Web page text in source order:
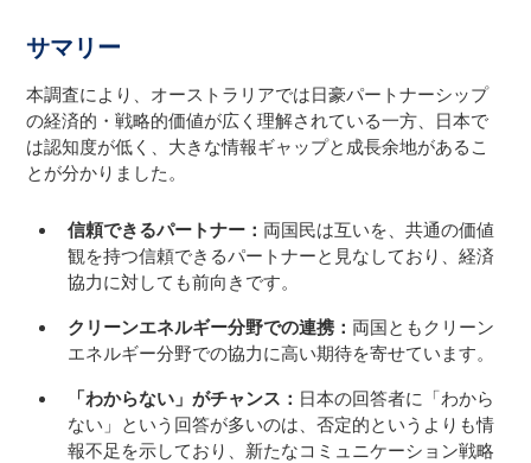
サマリー
本調査により、オーストラリアでは日豪パートナーシップ
の経済的・戦略的価値が広く理解されている一方、日本で
は認知度が低く、大きな情報ギャップと成長余地があるこ
とが分かりました。
信頼できるパートナー： 両国民は互いを、共通の価値
観を持つ信頼できるパートナーと見なしており、経済
協力に対しても前向きです。
クリーンエネルギー分野での連携： 両国ともクリーン
エネルギー分野での協力に高い期待を寄せています。
「わからない」がチャンス： 日本の回答者に「わから
ない」という回答が多いのは、否定的というよりも情
報不足を示しており、新たなコミュニケーション戦略